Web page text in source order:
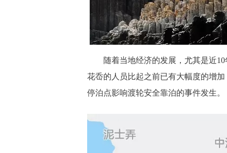
随着当地经济的发展，尤其是近10
花岙的人员比起之前已有大幅度的增
停泊点影响渡轮安全靠泊的事件发生。